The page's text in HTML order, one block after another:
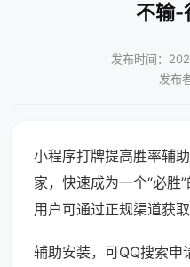
不输-
发布时间：
发布
小程序打牌提高胜率辅
家，快速成为一个“必胜
用户可通过正规渠道获取
辅助安装，可QQ搜索